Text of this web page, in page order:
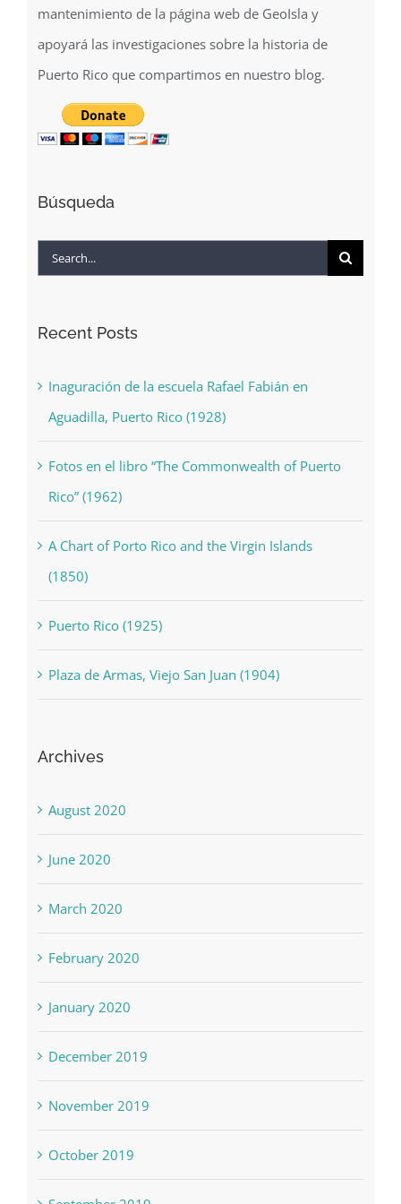
Con su donativo contribuirá con los gastos de
mantenimiento de la página web de GeoIsla y
apoyará las investigaciones sobre la historia de
Puerto Rico que compartimos en nuestro blog.
Búsqueda
for:
Inaguración de la escuela Rafael Fabián en
Aguadilla, Puerto Rico (1928)
Fotos en el libro “The Commonwealth of Puerto
Rico” (1962)
A Chart of Porto Rico and the Virgin Islands
(1850)
Puerto Rico (1925)
August 2020
June 2020
March 2020
February 2020
January 2020
December 2019
November 2019
October 2019